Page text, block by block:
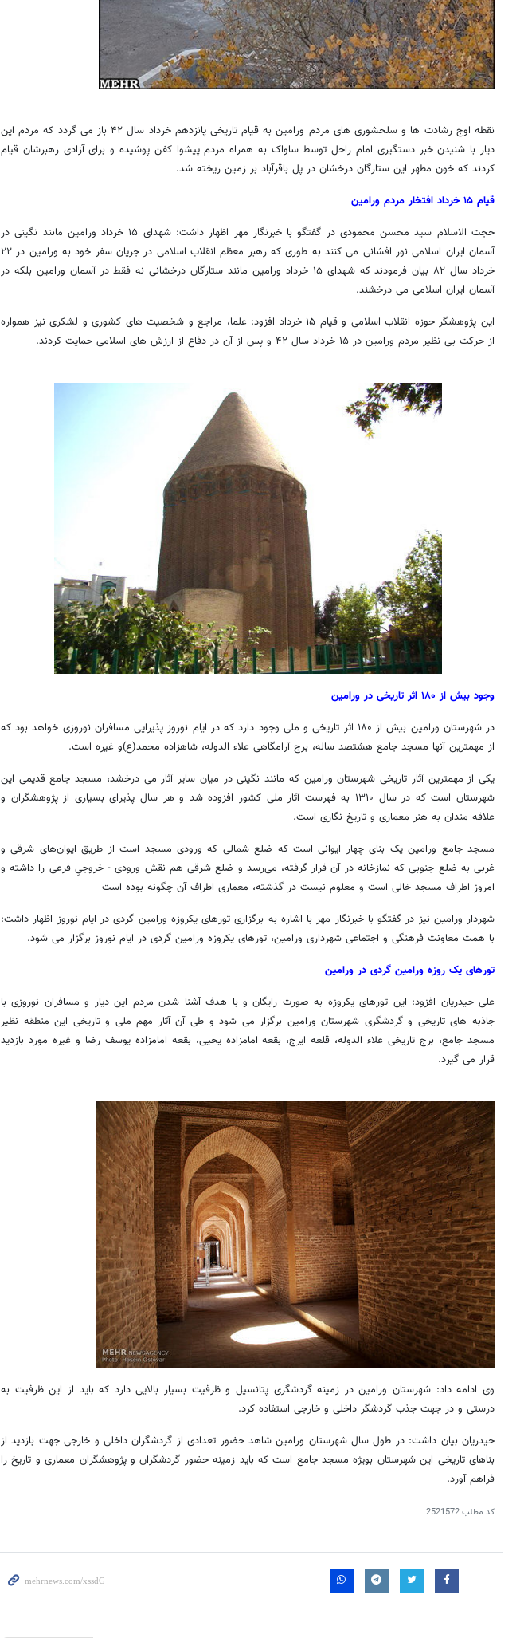
نقطه اوج رشادت ها و سلحشوری های مردم ورامین به قیام تاریخی پانزدهم خرداد سال ۴۲ باز می گردد که مردم این
دیار با شنیدن خبر دستگیری امام راحل توسط ساواک به همراه مردم پیشوا کفن پوشیده و برای آزادی رهبرشان قیام
کردند که خون مطهر این ستارگان درخشان در پل باقرآباد بر زمین ریخته شد.
قیام ۱۵ خرداد افتخار مردم ورامین
حجت الاسلام سید محسن محمودی در گفتگو با خبرنگار مهر اظهار داشت: شهدای ۱۵ خرداد ورامین مانند نگینی در
آسمان ایران اسلامی نور افشانی می کنند به طوری که رهبر معظم انقلاب اسلامی در جریان سفر خود به ورامین در ۲۲
خرداد سال ۸۲ بیان فرمودند که شهدای ۱۵ خرداد ورامین مانند ستارگان درخشانی نه فقط در آسمان ورامین بلکه در
آسمان ایران اسلامی می درخشند.
این پژوهشگر حوزه انقلاب اسلامی و قیام ۱۵ خرداد افزود: علما، مراجع و شخصیت های کشوری و لشکری نیز همواره
از حرکت بی نظیر مردم ورامین در ۱۵ خرداد سال ۴۲ و پس از آن در دفاع از ارزش های اسلامی حمایت کردند.
وجود بیش از ۱۸۰ اثر تاریخی در ورامین
در شهرستان ورامین بیش از ۱۸۰ اثر تاریخی و ملی وجود دارد که در ایام نوروز پذیرایی مسافران نوروزی خواهد بود که
از مهمترین آنها مسجد جامع هشتصد ساله، برج آرامگاهی علاء الدوله، شاهزاده محمد(ع)و غیره است.
یکی از مهمترین آثار تاریخی شهرستان ورامین که مانند نگینی در میان سایر آثار می درخشد، مسجد جامع قدیمی این
شهرستان است که در سال ۱۳۱۰ به فهرست آثار ملی کشور افزوده شد و هر سال پذیرای بسیاری از پژوهشگران و
علاقه مندان به هنر معماری و تاریخ نگاری است.
مسجد جامع ورامین یک بنای چهار ایوانی است که ضلع شمالی که ورودی مسجد است از طریق ایوان‌های شرقی و
غربی به ضلع جنوبی که نمازخانه در آن قرار گرفته، می‌رسد و ضلع شرقی هم نقش ورودی - خروجیِ فرعی را داشته و
امروز اطراف مسجد خالی است و معلوم نیست در گذشته، معماری اطراف آن چگونه بوده است
شهردار ورامین نیز در گفتگو با خبرنگار مهر با اشاره به برگزاری تورهای یکروزه ورامین گردی در ایام نوروز اظهار داشت:
با همت معاونت فرهنگی و اجتماعی شهرداری ورامین، تورهای یکروزه ورامین گردی در ایام نوروز برگزار می شود.
تورهای یک روزه ورامین گردی در ورامین
علی حیدریان افزود: این تورهای یکروزه به صورت رایگان و با هدف آشنا شدن مردم این دیار و مسافران نوروزی با
جاذبه های تاریخی و گردشگری شهرستان ورامین برگزار می شود و طی آن آثار مهم ملی و تاریخی این منطقه نظیر
مسجد جامع، برج تاریخی علاء الدوله، قلعه ایرج، بقعه امامزاده یحیی، بقعه امامزاده یوسف رضا و غیره مورد بازدید
قرار می گیرد.
وی ادامه داد: شهرستان ورامین در زمینه گردشگری پتانسیل و ظرفیت بسیار بالایی دارد که باید از این ظرفیت به
درستی و در جهت جذب گردشگر داخلی و خارجی استفاده کرد.
حیدریان بیان داشت: در طول سال شهرستان ورامین شاهد حضور تعدادی از گردشگران داخلی و خارجی جهت بازدید از
بناهای تاریخی این شهرستان بویژه مسجد جامع است که باید زمینه حضور گردشگران و پژوهشگران معماری و تاریخ را
فراهم آورد.
کد مطلب2521572